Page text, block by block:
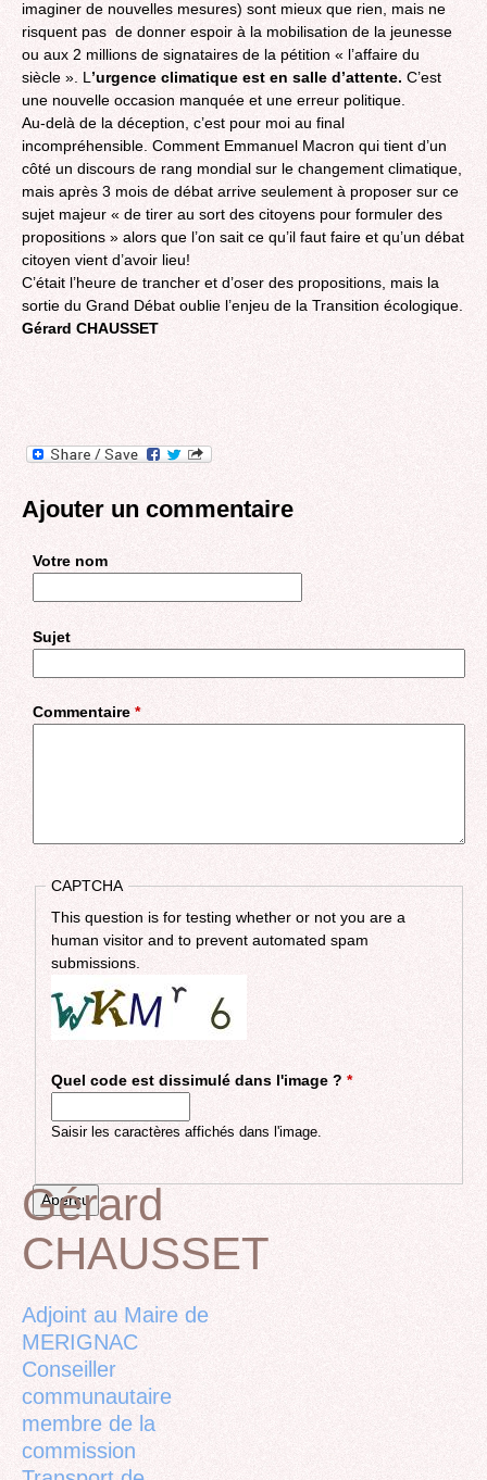
imaginer de nouvelles mesures) sont mieux que rien, mais ne
risquent pas de donner espoir à la mobilisation de la jeunesse
ou aux 2 millions de signataires de la pétition « l’affaire du
siècle ». L’urgence climatique est en salle d’attente. C’est
une nouvelle occasion manquée et une erreur politique.
Au-delà de la déception, c’est pour moi au final
incompréhensible. Comment Emmanuel Macron qui tient d’un
côté un discours de rang mondial sur le changement climatique,
mais après 3 mois de débat arrive seulement à proposer sur ce
sujet majeur « de tirer au sort des citoyens pour formuler des
propositions » alors que l’on sait ce qu’il faut faire et qu’un débat
citoyen vient d’avoir lieu!
C’était l’heure de trancher et d’oser des propositions, mais la
sortie du Grand Débat oublie l’enjeu de la Transition écologique.
Gérard CHAUSSET
Ajouter un commentaire
Votre nom
Sujet
Commentaire *
CAPTCHA
This question is for testing whether or not you are a
human visitor and to prevent automated spam
submissions.
Quel code est dissimulé dans l'image ? *
Saisir les caractères affichés dans l'image.
Back
to
Gérard
CHAUSSET
Adjoint au Maire de
MERIGNAC
Conseiller
communautaire
membre de la
commission